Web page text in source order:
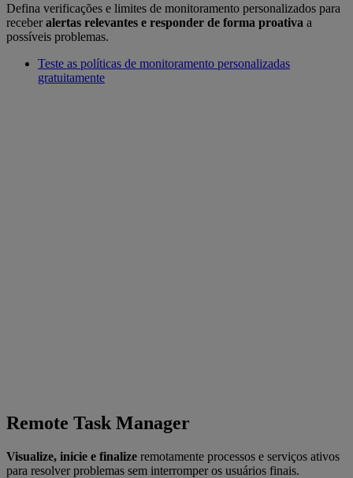
Defina verificações e limites de monitoramento personalizados para
receberalertas relevantes e responder de forma proativa a
possíveis problemas.
Teste as políticas de monitoramento personalizadas
gratuitamente
Remote Task Manager
Visualize, inicie e finalize remotamente processos e serviços ativos
para resolver problemas sem interromper os usuários finais.